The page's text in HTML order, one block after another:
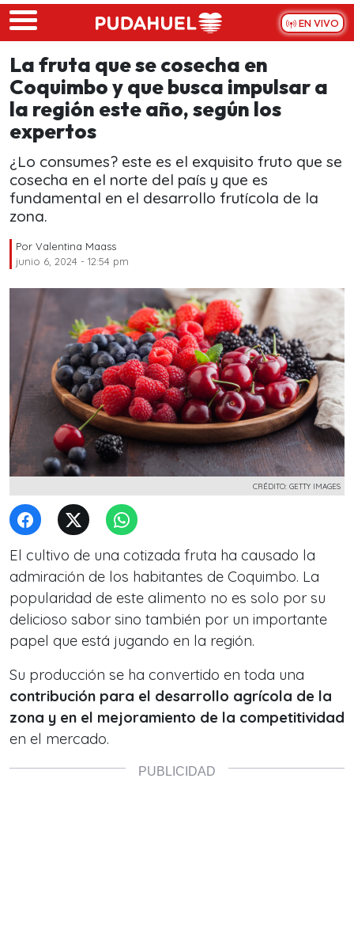
Skip to main content
EN VIVO
La fruta que se cosecha en
Coquimbo y que busca impulsar a
la región este año, según los
expertos
¿Lo consumes? este es el exquisito fruto que se
cosecha en el norte del país y que es
fundamental en el desarrollo frutícola de la
zona.
Por Valentina Maass
junio 6, 2024 - 12:54 pm
CRÉDITO: GETTY IMAGES
El cultivo de una cotizada fruta ha causado la
admiración de los habitantes de Coquimbo. La
popularidad de este alimento no es solo por su
delicioso sabor sino también por un importante
papel que está jugando en la región.
Su producción se ha convertido en toda una
contribución para el desarrollo agrícola de la
zona y en el mejoramiento de la competitividad
en el mercado.